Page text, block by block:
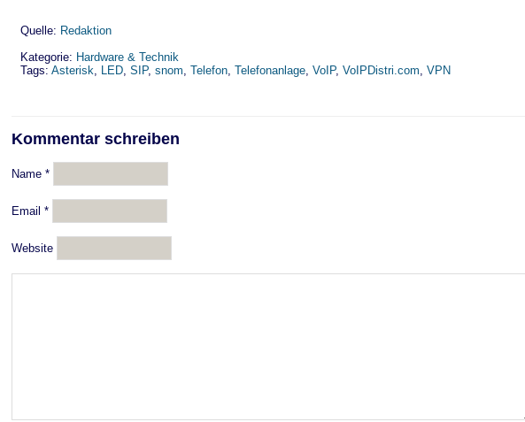
Quelle: Redaktion
Kategorie: Hardware & Technik
Tags: Asterisk, LED, SIP, snom, Telefon, Telefonanlage, VoIP, VoIPDistri.com, VPN
Kommentar schreiben
Name *
Email *
Website